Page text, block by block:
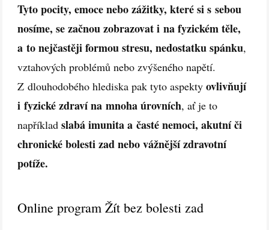
Tyto pocity, emoce nebo zážitky, které si s sebou
nosíme, se začnou zobrazovat i na fyzickém těle,
a to nejčastěji formou stresu, nedostatku spánku,
vztahových problémů nebo zvýšeného napětí.
Z dlouhodobého hlediska pak tyto aspektyovlivňují
i fyzické zdraví na mnoha úrovních, ať je to
například slabá imunita a časté nemoci, akutní či
chronické bolesti zad nebo vážnější zdravotní
potíže.
Online program Žít bez bolesti zad